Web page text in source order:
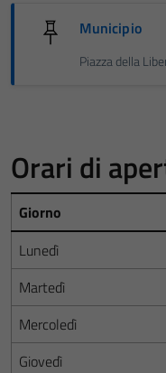
Municipio
Piazza della
Orari di
Giorno
Lunedì
Martedì
Mercoledì
Giovedì